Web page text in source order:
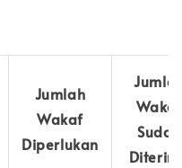
Jumlah
Wakaf
Diperlukan
Wakaf
Sudah